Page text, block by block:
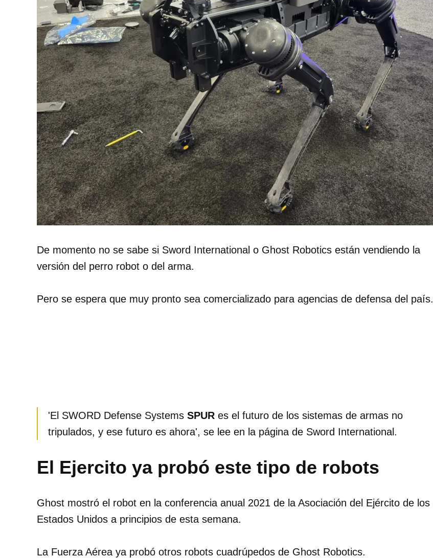
De momento no se sabe si Sword International o Ghost Robotics están vendiendo la
versión del perro robot o del arma.
Pero se espera que muy pronto sea comercializado para agencias de defensa del país.
'El SWORD Defense Systems SPUR es el futuro de los sistemas de armas no
tripulados, y ese futuro es ahora', se lee en la página de Sword International.
El Ejercito ya probó este tipo de robots
Ghost mostró el robot en la conferencia anual 2021 de la Asociación del Ejército de los
Estados Unidos a principios de esta semana.
La Fuerza Aérea ya probó otros robots cuadrúpedos de Ghost Robotics.